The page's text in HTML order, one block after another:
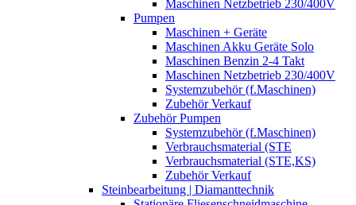
Maschinen Netzbetrieb 230/400V
Pumpen
Maschinen + Geräte
Maschinen Akku Geräte Solo
Maschinen Benzin 2-4 Takt
Maschinen Netzbetrieb 230/400V
Systemzubehör (f.Maschinen)
Zubehör Verkauf
Zubehör Pumpen
Systemzubehör (f.Maschinen)
Verbrauchsmaterial (STE
Verbrauchsmaterial (STE,KS)
Zubehör Verkauf
Steinbearbeitung | Diamanttechnik